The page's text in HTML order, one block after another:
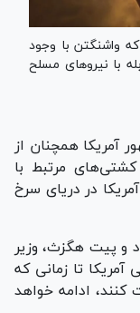
واشنگتن با وجود
با نیرو‌های مسلح
آمریکا همچنان از
مرتبط با
در دریای سرخ
و پیت هگزث، وزیر
تا زمانی که
ادامه خواهد